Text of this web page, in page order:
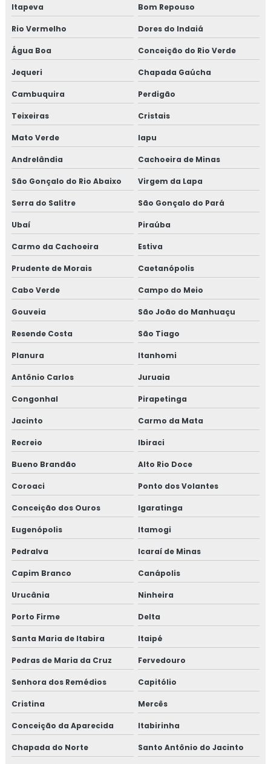
Itapeva Bom Repouso
Rio Vermelho Dores do Indaiá
Água Boa Conceição do Rio Verde
Jequeri Chapada Gaúcha
Cambuquira Perdigão
Teixeiras Cristais
Mato Verde Iapu
Andrelândia Cachoeira de Minas
São Gonçalo do Rio Abaixo Virgem da Lapa
Serra do Salitre São Gonçalo do Pará
Ubaí Piraúba
Carmo da Cachoeira Estiva
Prudente de Morais Caetanópolis
Cabo Verde Campo do Meio
Gouveia São João do Manhuaçu
Resende Costa São Tiago
Planura Itanhomi
Antônio Carlos Juruaia
Congonhal Pirapetinga
Jacinto Carmo da Mata
Recreio Ibiraci
Bueno Brandão Alto Rio Doce
Coroaci Ponto dos Volantes
Conceição dos Ouros Igaratinga
Eugenópolis Itamogi
Pedralva Icaraí de Minas
Capim Branco Canápolis
Urucânia Ninheira
Porto Firme Delta
Santa Maria de Itabira Itaipé
Pedras de Maria da Cruz Fervedouro
Senhora dos Remédios Capitólio
Cristina Mercês
Conceição da Aparecida Itabirinha
Chapada do Norte Santo Antônio do Jacinto